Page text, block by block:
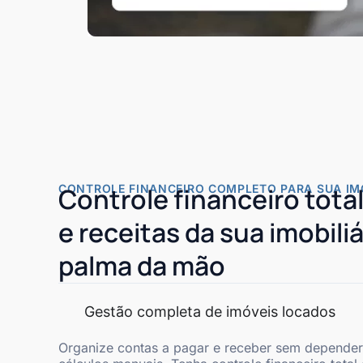
CONTROLE FINANCEIRO COMPLETO PARA SUA
Controle financeiro
e receitas da sua
palma da mão
Gestão completa de imóveis locados
Organize contas a pagar e receber sem